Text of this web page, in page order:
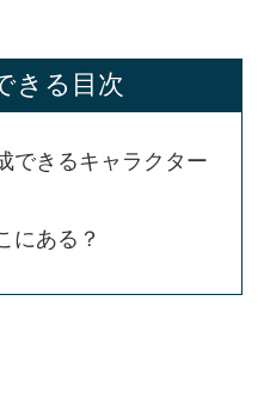
きる目次
できるキャラクター
にある？